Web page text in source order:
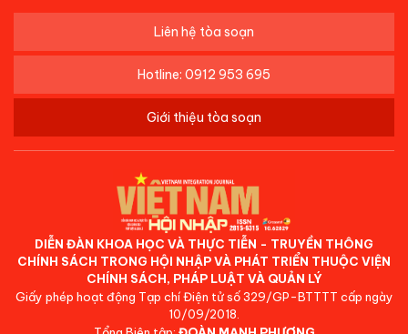
Liên hệ tòa soạn
Hotline: 0912 953 695
Giới thiệu tòa soạn
DIỄN ĐÀN KHOA HỌC VÀ THỰC TIỄN - TRUYỀN THÔNG
CHÍNH SÁCH TRONG HỘI NHẬP VÀ PHÁT TRIỂN THUỘC VIỆN
CHÍNH SÁCH, PHÁP LUẬT VÀ QUẢN LÝ
Giấy phép hoạt động Tạp chí Điện tử số 329/GP-BTTTT cấp ngày
10/09/2018.